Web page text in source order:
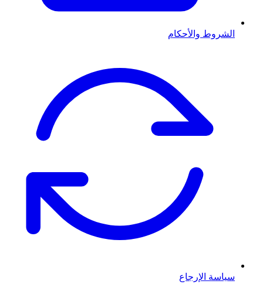
الشروط والأحكام
سياسة الإرجاع